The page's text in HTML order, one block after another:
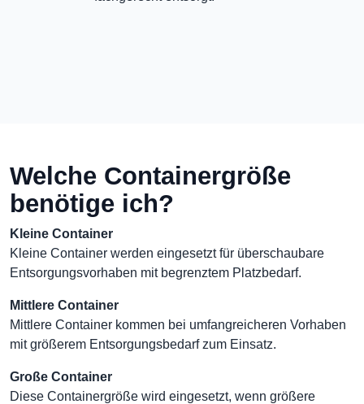
Welche Containergröße
benötige ich?
Kleine Container
Kleine Container werden eingesetzt für überschaubare
Entsorgungsvorhaben mit begrenztem Platzbedarf.
Mittlere Container
Mittlere Container kommen bei umfangreicheren Vorhaben
mit größerem Entsorgungsbedarf zum Einsatz.
Große Container
Diese Containergröße wird eingesetzt, wenn größere